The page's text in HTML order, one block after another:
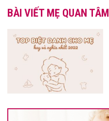
BÀI VIẾT MẸ QUAN TÂM